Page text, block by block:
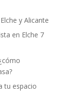
y Alicante
en Elche 7
tu espacio